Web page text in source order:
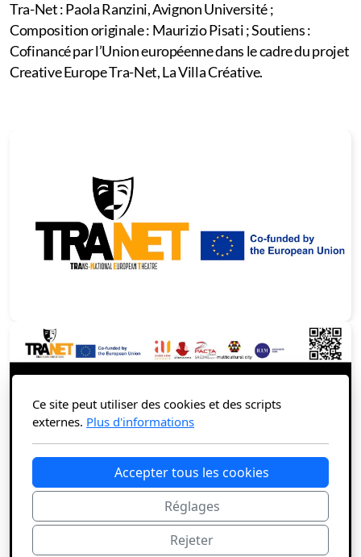
Tra-Net : Paola Ranzini, Avignon Université ;
Composition originale : Maurizio Pisati ; Soutiens :
Cofinancé par l’Union européenne dans le cadre du projet
Creative Europe Tra-Net, La Villa Créative.
Ce site peut utiliser des cookies et des scripts
externes. Plus d'informations
Accepter tous les cookies
Réglages
Rejeter